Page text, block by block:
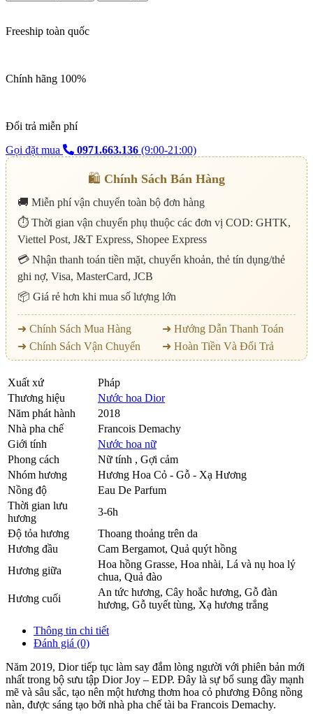
Freeship toàn quốc
Chính hãng 100%
Đổi trả miễn phí
Gọi đặt mua
0971.663.136 (9:00-21:00)
🛍️ Chính Sách Bán Hàng
🚚 Miễn phí vận chuyển toàn bộ đơn hàng
⏱️ Thời gian vận chuyển phụ thuộc các đơn vị COD: GHTK,
Viettel Post, J&T Express, Shopee Express
💳 Nhận thanh toán tiền mặt, chuyển khoản, thẻ tín dụng/thẻ
ghi nợ, Visa, MasterCard, JCB
📦 Giá rẻ hơn khi mua số lượng lớn
➜ Chính Sách Mua Hàng
➜ Hướng Dẫn Thanh Toán
➜ Chính Sách Vận Chuyển
➜ Hoàn Tiền Và Đổi Trả
Xuất xứ
Pháp
Thương hiệu
Nước hoa Dior
Năm phát hành
2018
Nhà pha chế
Francois Demachy
Giới tính
Nước hoa nữ
Phong cách
Nữ tính , Gợi cảm
Nhóm hương
Hương Hoa Cỏ - Gỗ - Xạ Hương
Nồng độ
Eau De Parfum
Thời gian lưu
hương
3-6h
Độ tỏa hương
Thoang thoảng trên da
Hương đầu
Cam Bergamot, Quả quýt hồng
Hương giữa
Hoa hồng Grasse, Hoa nhài, Lá và nụ hoa lý
chua, Quả đào
Hương cuối
An tức hương, Cây hoắc hương, Gỗ đàn
hương, Gỗ tuyết tùng, Xạ hương trắng
Thông tin chi tiết
Đánh giá (0)
Năm 2019, Dior tiếp tục làm say đắm lòng người với phiên bản mới
nhất trong bộ sưu tập Dior Joy – EDP. Đây là sự bổ sung đầy mạnh
mẽ và sâu sắc, tạo nên một hương thơm hoa cỏ phương Đông nồng
nàn, được sáng tạo bởi nhà pha chế tài ba Francois Demachy.